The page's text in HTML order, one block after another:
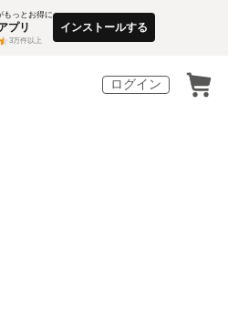
もっとお得に
プリ
3万件以上
インストールする
ログイン